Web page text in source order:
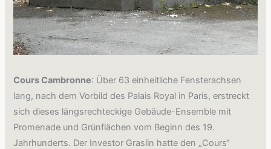
Cours Cambronne: Über 63 einheitliche Fensterachsen
lang, nach dem Vorbild des Palais Royal in Paris, erstreckt
sich dieses längsrechteckige Gebäude-Ensemble mit
Promenade und Grünflächen vom Beginn des 19.
Jahrhunderts. Der Investor Graslin hatte den „Cours“